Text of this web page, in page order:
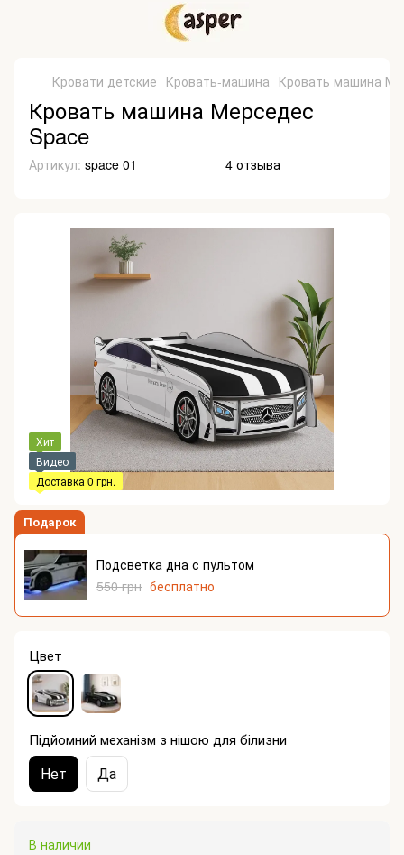
Кровати детские Кровать-машина Кровать машина
Кровать машина Мерседес
Space
Артикул: space 01 4 отзыва
Хит
Видео
Доставка 0 грн.
Подарок
Подсветка дна с пультом
550 грн бесплатно
Цвет
Підйомний механізм з нішою для білизни
Нет Да
В наличии